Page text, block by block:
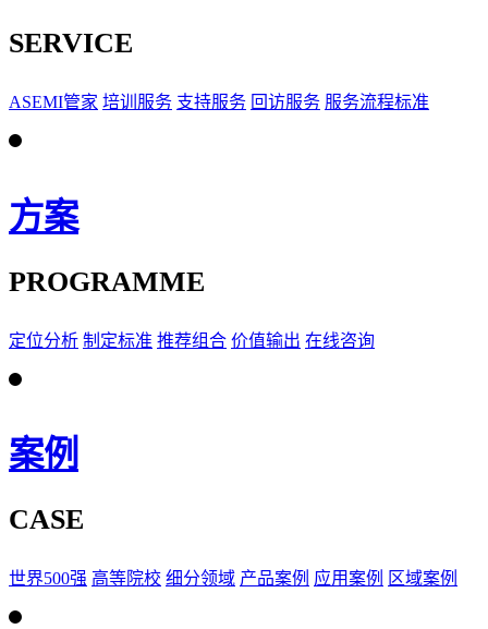
SERVICE
ASEMI管家 培训服务 支持服务 回访服务 服务流程标准
方案
PROGRAMME
定位分析 制定标准 推荐组合 价值输出 在线咨询
案例
CASE
世界500强 高等院校 细分领域 产品案例 应用案例 区域案例